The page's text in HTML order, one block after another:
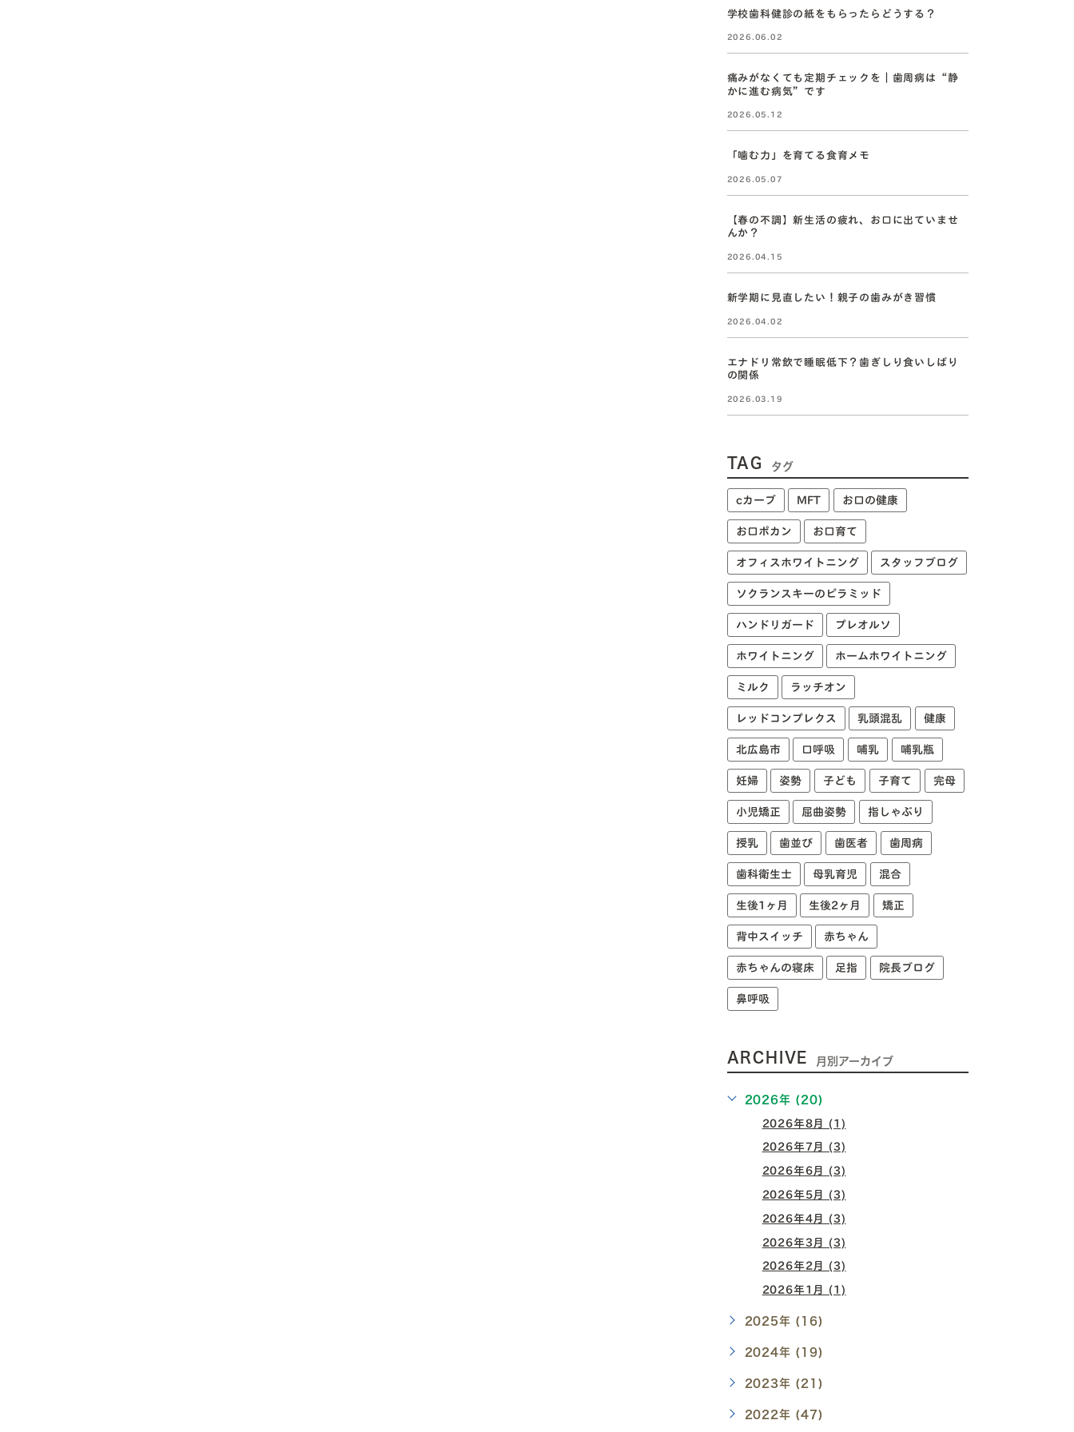
学校歯科健診の紙をもらったらどうする？
2026.06.02
痛みがなくても定期チェックを｜歯周病は“静
かに進む病気”です
2026.05.12
「噛む力」を育てる食育メモ
2026.05.07
【春の不調】新生活の疲れ、お口に出ていませ
んか？
2026.04.15
新学期に見直したい！親子の歯みがき習慣
2026.04.02
エナドリ常飲で睡眠低下？歯ぎしり食いしばり
の関係
2026.03.19
TAG タグ
cカーブ MFT お口の健康
お口ポカン お口育て
オフィスホワイトニング スタッフブログ
ソクランスキーのピラミッド
ハンドリガード プレオルソ
ホワイトニング ホームホワイトニング
ミルク ラッチオン
レッドコンプレクス 乳頭混乱 健康
北広島市 口呼吸 哺乳 哺乳瓶
妊婦 姿勢 子ども 子育て 完母
小児矯正 屈曲姿勢 指しゃぶり
授乳 歯並び 歯医者 歯周病
歯科衛生士 母乳育児 混合
生後1ヶ月 生後2ヶ月 矯正
背中スイッチ 赤ちゃん
赤ちゃんの寝床 足指 院長ブログ
鼻呼吸
ARCHIVE 月別アーカイブ
2026年 (20)
2026年8月 (1)
2026年7月 (3)
2026年6月 (3)
2026年5月 (3)
2026年4月 (3)
2026年3月 (3)
2026年2月 (3)
2026年1月 (1)
2025年 (16)
2024年 (19)
2023年 (21)
2022年 (47)